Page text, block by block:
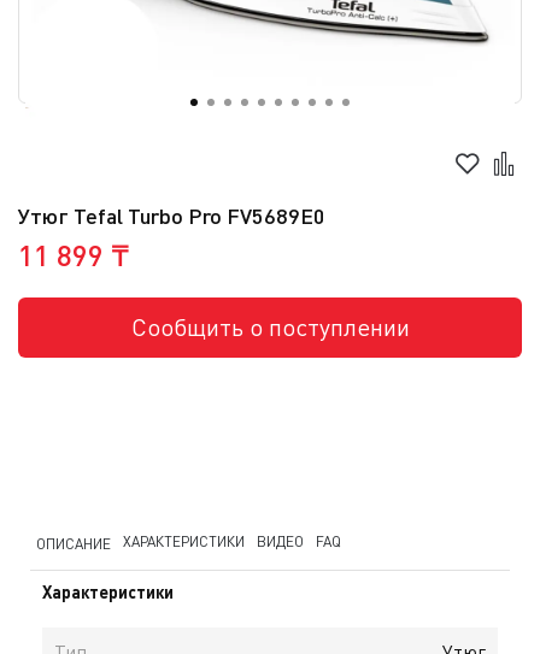
Утюг Tefal Turbo Pro FV5689E0
11 899 ₸
Сообщить о поступлении
ОПИСАНИЕ ХАРАКТЕРИСТИКИ ВИДЕО FAQ
Характеристики